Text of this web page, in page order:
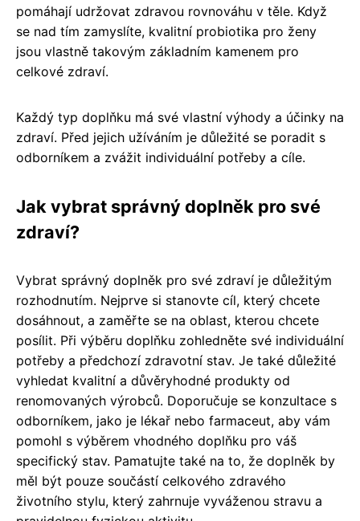
pomáhají udržovat zdravou rovnováhu v těle. Když
se nad tím zamyslíte, kvalitní probiotika pro ženy
jsou vlastně takovým základním kamenem pro
celkové zdraví.
Každý typ doplňku má své vlastní výhody a účinky na
zdraví. Před jejich užíváním je důležité se poradit s
odborníkem a zvážit individuální potřeby a cíle.
Jak vybrat správný doplněk pro své
zdraví?
Vybrat správný doplněk pro své zdraví je důležitým
rozhodnutím. Nejprve si stanovte cíl, který chcete
dosáhnout, a zaměřte se na oblast, kterou chcete
posílit. Při výběru doplňku zohledněte své individuální
potřeby a předchozí zdravotní stav. Je také důležité
vyhledat kvalitní a důvěryhodné produkty od
renomovaných výrobců. Doporučuje se konzultace s
odborníkem, jako je lékař nebo farmaceut, aby vám
pomohl s výběrem vhodného doplňku pro váš
specifický stav. Pamatujte také na to, že doplněk by
měl být pouze součástí celkového zdravého
životního stylu, který zahrnuje vyváženou stravu a